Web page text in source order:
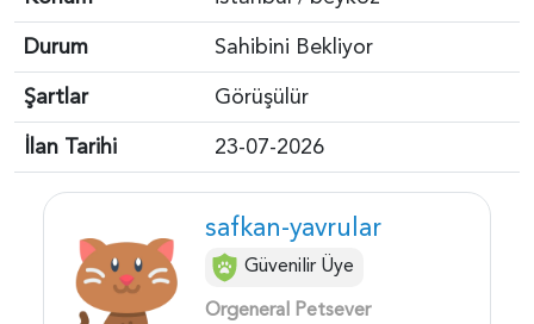
Durum
Sahibini Bekliyor
Şartlar
Görüşülür
İlan Tarihi
23-07-2026
safkan-yavrular
Güvenilir Üye
Orgeneral Petsever